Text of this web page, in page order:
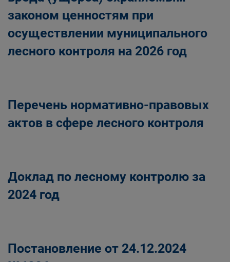
законом ценностям при
осуществлении муниципального
лесного контроля на 2026 год
Перечень нормативно-правовых
актов в сфере лесного контроля
Доклад по лесному контролю за
2024 год
Постановление от 24.12.2024